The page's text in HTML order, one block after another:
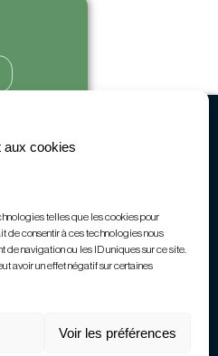
aux cookies
telles que les cookies pour
de consentir à ces technologies nous
navigation ou les ID uniques sur ce site.
avoir un effet négatif sur certaines
Voir les préférences